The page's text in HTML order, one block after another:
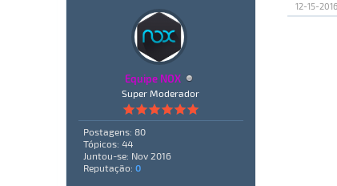
Equipe NOX
Super Moderador
Postagens: 80
Tópicos: 44
Juntou-se: Nov 2016
Reputação: 0
12-15-